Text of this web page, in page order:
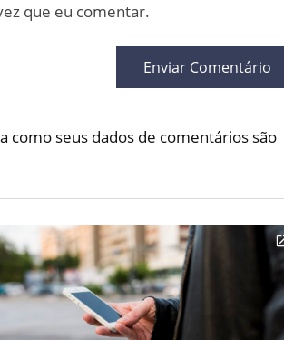
que eu comentar.
como seus dados de comentários são